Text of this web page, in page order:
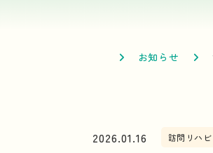
お知らせ
2026.01.16 訪問リハ